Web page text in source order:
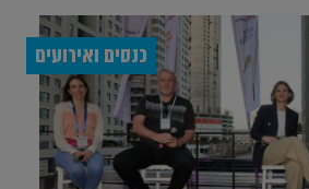
כנסים ואירועים